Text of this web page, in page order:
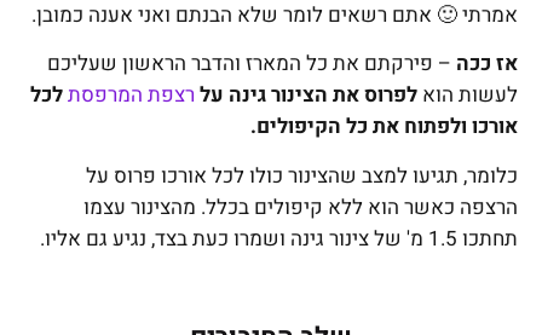
אמרתי 🙂 אתם רשאים לומר שלא הבנתם ואני אענה כמובן.
אז ככה – פירקתם את כל המארז והדבר הראשון שעליכם
לעשות הוא לפרוס את הצינור גינה על רצפת המרפסתלכל
אורכו ולפתוח את כל הקיפולים.
כלומר, תגיעו למצב שהצינור כולו לכל אורכו פרוס על
הרצפה כאשר הוא ללא קיפולים בכלל. מהצינור עצמו
תחתכו 1.5 מ' של צינור גינה ושמרו כעת בצד, נגיע גם אליו.